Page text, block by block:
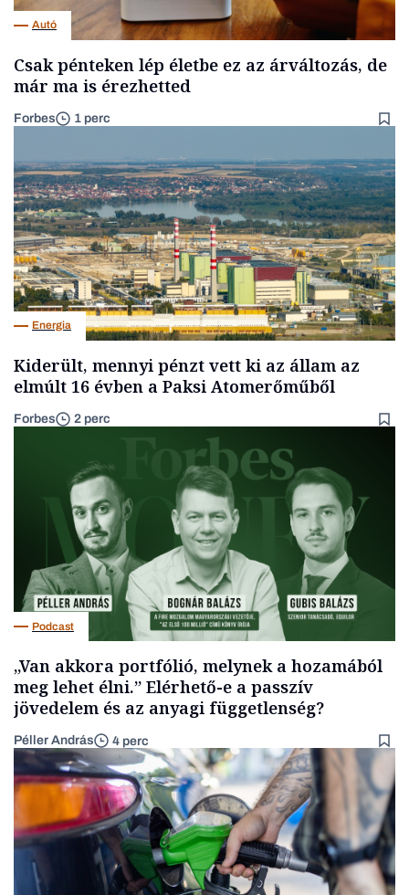
Autó
Csak pénteken lép életbe ez az árváltozás, de
már ma is érezhetted
Forbes 1 perc
Energia
Kiderült, mennyi pénzt vett ki az állam az
elmúlt 16 évben a Paksi Atomerőműből
Forbes 2 perc
Podcast
„Van akkora portfólió, melynek a hozamából
meg lehet élni.” Elérhető-e a passzív
jövedelem és az anyagi függetlenség?
Péller András 4 perc